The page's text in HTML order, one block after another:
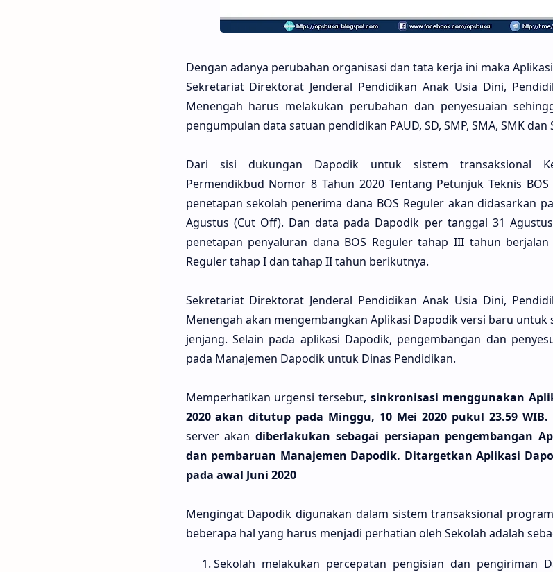
Dengan adanya perubahan organisasi dan tata kerja ini maka
Sekretariat Direktorat Jenderal Pendidikan Anak Usia Dini,
Menengah harus melakukan perubahan dan penyesuaian
pengumpulan data satuan pendidikan PAUD, SD, SMP, SMA, SMK dan
Dari sisi dukungan Dapodik untuk sistem transaksional
Permendikbud Nomor 8 Tahun 2020 Tentang Petunjuk Teknis
penetapan sekolah penerima dana BOS Reguler akan didasarkan
Agustus (Cut Off). Dan data pada Dapodik per tanggal 31
penetapan penyaluran dana BOS Reguler tahap III tahun
Reguler tahap I dan tahap II tahun berikutnya.
Sekretariat Direktorat Jenderal Pendidikan Anak Usia Dini,
Menengah akan mengembangkan Aplikasi Dapodik versi baru untuk
jenjang. Selain pada aplikasi Dapodik, pengembangan dan
pada Manajemen Dapodik untuk Dinas Pendidikan.
Memperhatikan urgensi tersebut, sinkronisasi menggunakan
2020 akan ditutup pada Minggu, 10 Mei 2020 pukul 23.59 WIB.
server akandiberlakukan sebagai persiapan pengembangan
dan pembaruan Manajemen Dapodik. Ditargetkan Aplikasi
pada awal Juni 2020
Mengingat Dapodik digunakan dalam sistem transaksional
beberapa hal yang harus menjadi perhatian oleh Sekolah adalah
Sekolah melakukan percepatan pengisian dan pengiriman